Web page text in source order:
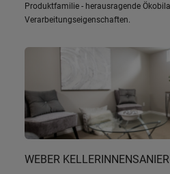
Produktfamilie - herausragende
Verarbeitungseigenschaften.
WEBER